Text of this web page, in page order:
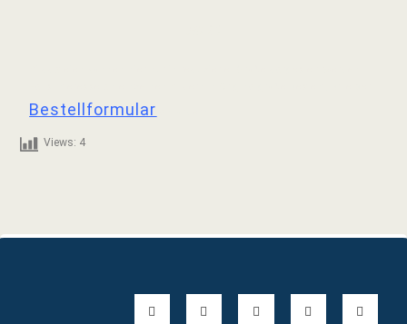
Bestellformular
Views: 4